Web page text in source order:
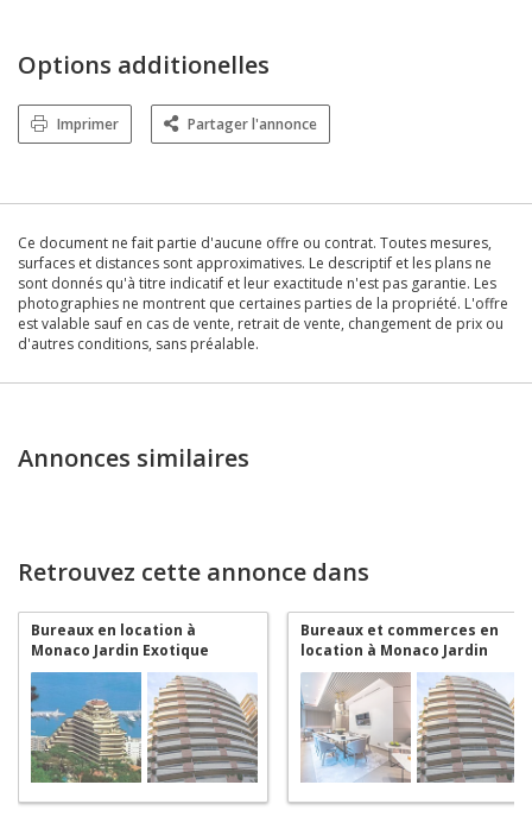
Options additionelles
Imprimer Partager l'annonce
Ce document ne fait partie d'aucune offre ou contrat. Toutes mesures,
surfaces et distances sont approximatives. Le descriptif et les plans ne
sont donnés qu'à titre indicatif et leur exactitude n'est pas garantie. Les
photographies ne montrent que certaines parties de la propriété. L'offre
est valable sauf en cas de vente, retrait de vente, changement de prix ou
d'autres conditions, sans préalable.
Annonces similaires
Retrouvez cette annonce dans
Bureaux en location à
Monaco Jardin Exotique
Bureaux et commerces en
location à Monaco Jardin
Exotique